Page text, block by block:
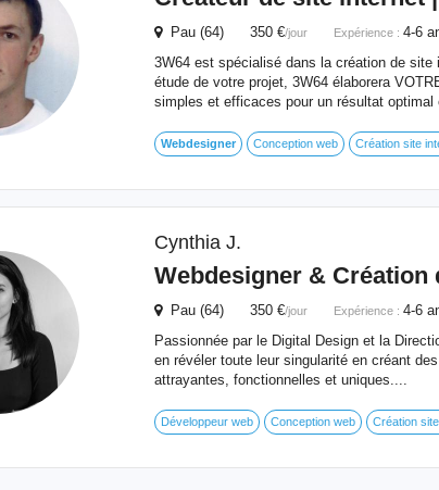
Pau (64) 350 €/jour Expérience : 4-6
3W64 est spécialisé dans la création de
étude de votre projet, 3W64 élaborera
simples et efficaces pour un résultat optimal
Webdesigner Conception web Création site
Cynthia J.
Webdesigner& Création
Pau (64) 350 €/jour Expérience : 4-6
Passionnée par le Digital Design et la
en révéler toute leur singularité en créant
attrayantes, fonctionnelles et uniques....
Développeur web Conception web Création